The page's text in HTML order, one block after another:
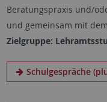
Beratungspraxis und/
und gemeinsam mit
Zielgruppe:
Schulgespräche